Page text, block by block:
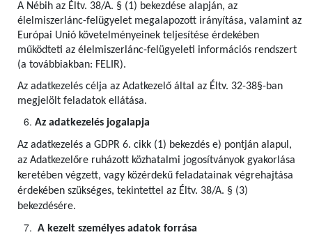
A Nébih az Éltv. 38/A. § (1) bekezdése alapján, az
élelmiszerlánc-felügyelet megalapozott irányítása, valamint az
Európai Unió követelményeinek teljesítése érdekében
működteti az élelmiszerlánc-felügyeleti információs rendszert
(a továbbiakban: FELIR).
Az adatkezelés célja az Adatkezelő által az Éltv. 32-38§-ban
megjelölt feladatok ellátása.
Az adatkezelés jogalapja
Az adatkezelés a GDPR 6. cikk (1) bekezdés e) pontján alapul,
az Adatkezelőre ruházott közhatalmi jogosítványok gyakorlása
keretében végzett, vagy közérdekű feladatainak végrehajtása
érdekében szükséges, tekintettel az Éltv. 38/A. § (3)
bekezdésére.
A kezelt személyes adatok forrása